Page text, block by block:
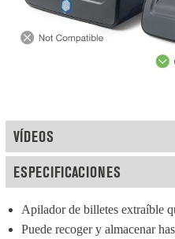
VÍDEOS
ESPECIFICACIONES
Apilador de billetes extraíble
Puede recoger y almacenar